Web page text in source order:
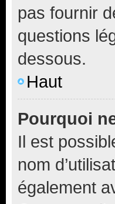
pas fournir
questions
dessous.
Haut
Pourquoi
Il est
nom
également